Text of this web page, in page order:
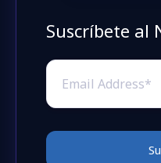
Suscríbete al